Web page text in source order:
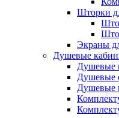
Шторки
Экраны
Душевые
Душевые
Душевые
Душевые